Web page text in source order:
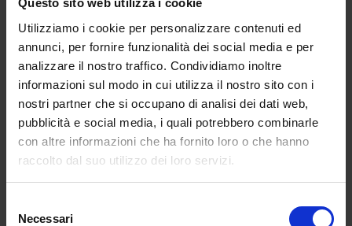
Questo sito web utilizza i cookie
Utilizziamo i cookie per personalizzare contenuti ed
annunci, per fornire funzionalità dei social media e per
analizzare il nostro traffico. Condividiamo inoltre
informazioni sul modo in cui utilizza il nostro sito con i
nostri partner che si occupano di analisi dei dati web,
pubblicità e social media, i quali potrebbero combinarle
con altre informazioni che ha fornito loro o che hanno
raccolto dal suo utilizzo dei loro servizi.
delNecessari
della moda allietando appassionati ed
esperti. Non a caso nominato direttore
della Maison franceseChanele
dell’italiana Fendi, ne era la mente
creativa e rappresentava il loro DNA.
Ma la sua avventura come creativo di
moda ebbe inizio ben prima, nella Parigi
degli anni Cinquanta, con la vincita di un
prestigioso concorso sponsorizzato dal
per la creazione di un cappotto: questo è